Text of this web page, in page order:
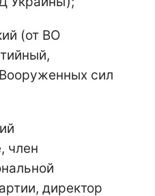
(от ВО
сил
член
директор